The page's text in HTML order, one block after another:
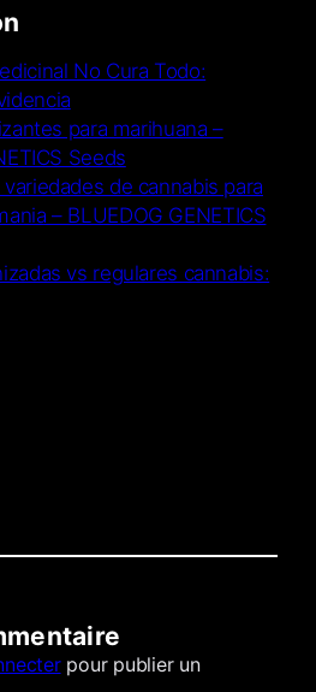
No Cura Todo:
para marihuana –
Seeds
de cannabis para
– BLUEDOG GENETICS
vs regulares cannabis:
pour publier un